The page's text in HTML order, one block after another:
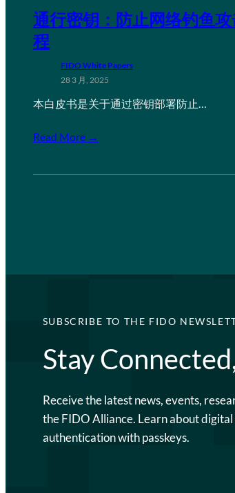
通行密钥：防止网络钓鱼
程
FIDO White Papers
28 3 月, 2025
本白皮书是关于通过密钥部署防止…
Read More →
SUBSCRIBE TO THE FIDO
Stay
Receive the latest news, events,
the FIDO Alliance. Learn about
authentication with passkeys.